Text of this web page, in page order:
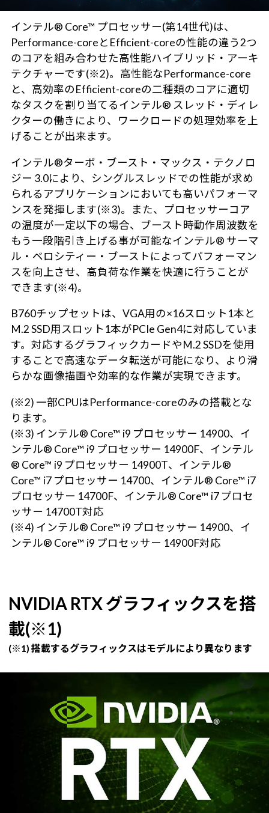
インテル® Core™ プロセッサー(第14世代)は、
Performance-coreとEfficient-coreの性能の違う2つ
のコアを組み合わせた高性能ハイブリッド・アーキ
テクチャーです(※2)。高性能なPerformance-core
と、高効率のEfficient-coreの二種類のコアに適切
なタスクを割り当てるインテル® スレッド・ディレ
クターの働きにより、ワークロードの処理効率を上
げることが出来ます。
インテル®ターボ・ブースト・マックス・テクノロ
ジー 3.0により、シングルスレッドでの性能が求め
られるアプリケーションにおいても高いパフォーマ
ンスを発揮します(※3)。また、プロセッサーコア
の温度が一定以下の場合、ブースト時動作周波数を
もう一段階引き上げる事が可能なインテル® サーマ
ル・ベロシティー・ブーストによってパフォーマン
スを向上させ、高負荷な作業を快適に行うことが
できます(※4)。
B760チップセットは、VGA用の×16スロット1本と
M.2 SSD用スロット1本がPCIe Gen4に対応していま
す。対応するグラフィックカードやM.2 SSDを使用
することで高速なデータ転送が可能になり、より滑
らかな画像描画や効率的な作業が実現できます。
(※2) 一部CPUはPerformance-coreのみの搭載とな
ります。
(※3) インテル® Core™ i9 プロセッサー 14900、イ
ンテル® Core™ i9 プロセッサー 14900F、インテル
® Core™ i9 プロセッサー 14900T、インテル®
Core™ i7 プロセッサー 14700、インテル® Core™ i7
プロセッサー 14700F、インテル® Core™ i7 プロセ
ッサー 14700T対応
(※4) インテル® Core™ i9 プロセッサー 14900、イ
ンテル® Core™ i9 プロセッサー 14900F対応
NVIDIA RTX グラフィックスを搭
載(※1)
(※1) 搭載するグラフィックスはモデルにより異なります